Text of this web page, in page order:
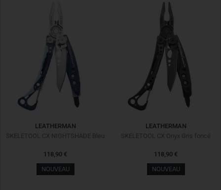
LEATHERMAN
SKELETOOL CX NIGHTSHADE Bleu
118,90 €
NOUVEAU
LEATHERMAN
SKELETOOL CX Onyx Gris foncé
118,90 €
NOUVEAU